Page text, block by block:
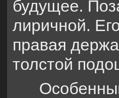
будущее.
лиричной.
правая
толстой